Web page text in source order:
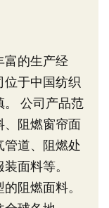
富的生产经
位于中国纺织
。 公司产品范
、阻燃窗帘面
管道、阻燃处
面料等。
阻燃面料。